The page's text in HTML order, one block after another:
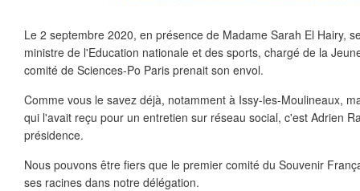
Le 2 septembre 2020, en présence de Madame Sarah El Hairy,
ministre de l'Education nationale et des sports, chargé de la
comité de Sciences-Po Paris prenait son envol.
Comme vous le savez déjà, notamment à Issy-les-Moulineaux,
qui l'avait reçu pour un entretien sur réseau social, c'est Adrien
présidence.
Nous pouvons être fiers que le premier comité du Souvenir
ses racines dans notre délégation.